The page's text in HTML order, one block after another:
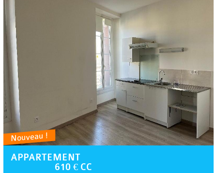
Nouveau !
APPARTEMENT
610 € CC